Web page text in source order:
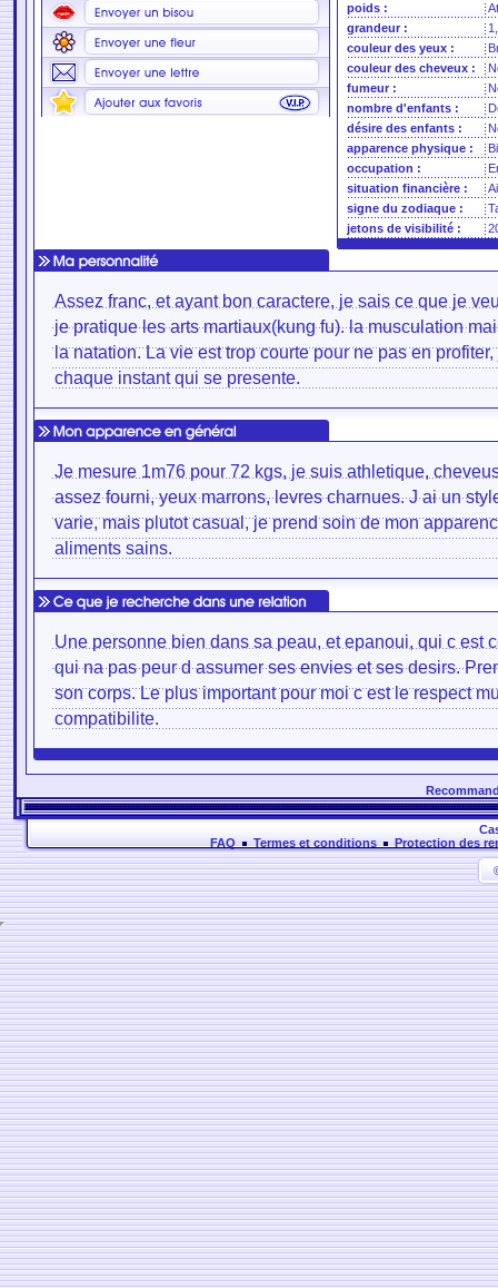
poids :
grandeur :
couleur des yeux :
couleur des cheveux :
fumeur :
nombre d'enfants :
désire des enfants :
apparence physique :
occupation :
situation financière :
signe du zodiaque :
jetons de visibilité :
Assez franc, et ayant bon caractere, je sais ce que je
je pratique les arts martiaux(kung fu). la musculation
la natation. La vie est trop courte pour ne pas en
chaque instant qui se presente.
Je mesure 1m76 pour 72 kgs, je suis athletique,
assez fourni, yeux marrons, levres charnues. J ai un
varie, mais plutot casual, je prend soin de mon
aliments sains.
Une personne bien dans sa peau, et epanoui, qui c est
qui na pas peur d assumer ses envies et ses desirs.
son corps. Le plus important pour moi c est le respect
compatibilite.
FAQ
Termes et conditions Protection des